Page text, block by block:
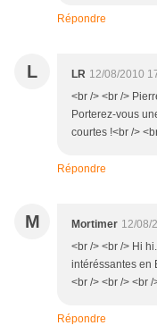
Répondre
L LR 12/08/2010
<br /> <br />
Porterez-vous
courtes !<br />
Répondre
M Mortimer 12/08/
<br /> <br /> Hi
intéréssantes en
<br /> <br /> <br /
Répondre